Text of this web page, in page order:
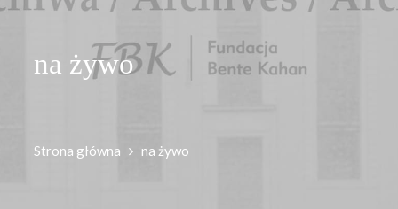
na żywo
Strona główna na żywo